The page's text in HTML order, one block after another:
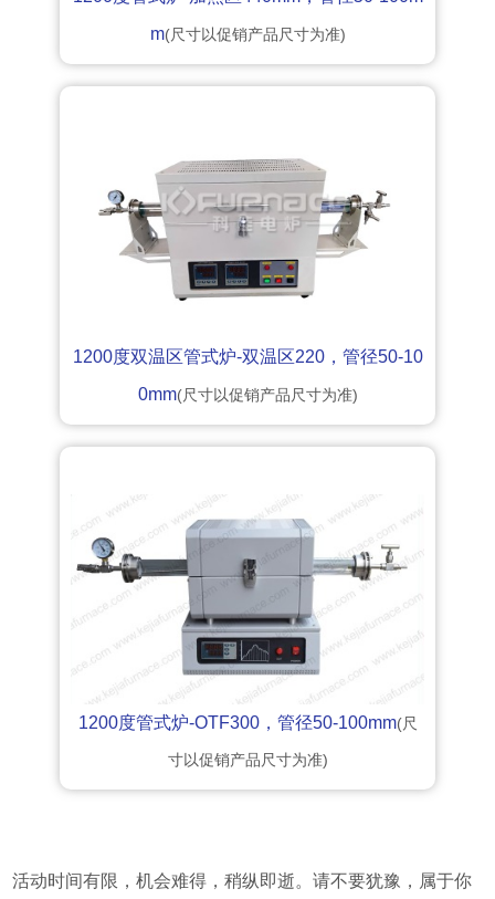
m(尺寸以促销产品尺寸为准)
1200度双温区管式炉-双温区220，管径50-10
0mm(尺寸以促销产品尺寸为准)
1200度管式炉-OTF300，管径50-100mm(尺
寸以促销产品尺寸为准)
活动时间有限，机会难得，稍纵即逝。请不要犹豫，属于你